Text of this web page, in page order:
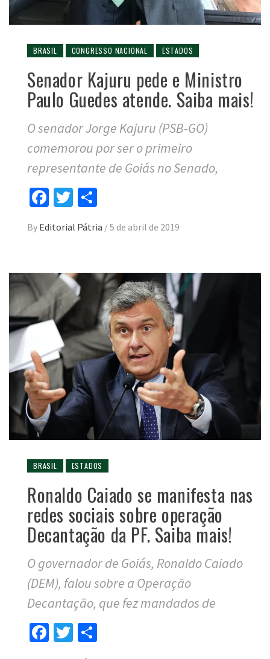
BRASIL CONGRESSO NACIONAL ESTADOS
Senador Kajuru pede e Ministro
Paulo Guedes atende. Saiba mais!
O senador Jorge Kajuru (PSB-GO)
comemorou por ser o primeiro
representante de Goiás no Senado,
Facebook
Twitter
By Editorial Pátria /5 de abril de 2019
BRASIL ESTADOS
Ronaldo Caiado se manifesta nas
redes sociais sobre operação
Decantação da PF. Saiba mais!
O governador de Goiás, Ronaldo Caiado
(DEM), falou sobre a Operação
Decantação, que fez mandados de
Facebook
Twitter